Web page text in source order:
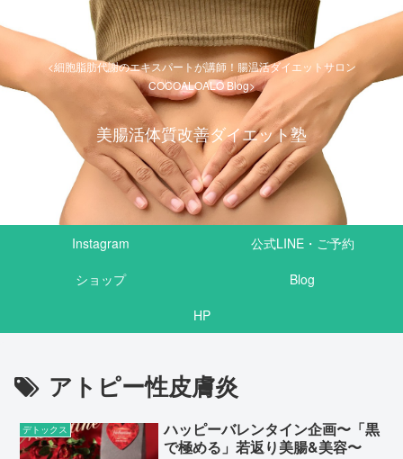
<細胞脂肪代謝のエキスパートが講師！腸温活ダイエットサロン
COCOALOALO Blog>
美腸活体質改善ダイエット塾
Instagram
公式LINE・ご予約
ショップ
Blog
HP
アトピー性皮膚炎
デトックス
ハッピーバレンタイン企画〜「黒
で極める」若返り美腸&美容〜